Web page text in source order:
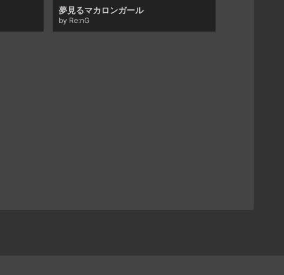
夢見るマカロンガール
by Re:nG